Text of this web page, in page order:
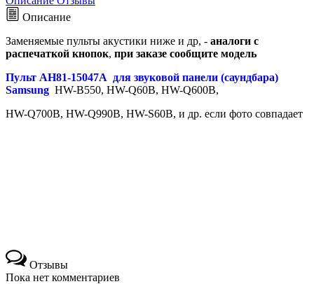
Описание
Заменяемые пульты акустики ниже и др, - аналоги с
распечаткой кнопок, при заказе сообщите модель
Пульт AH81-15047A для звуковой панели (саундбара)
Samsung HW-B550, HW-Q60B, HW-Q600B,
HW-Q700B, HW-Q990B, HW-S60B, и др. если фото совпадает
Отзывы
Пока нет комментариев